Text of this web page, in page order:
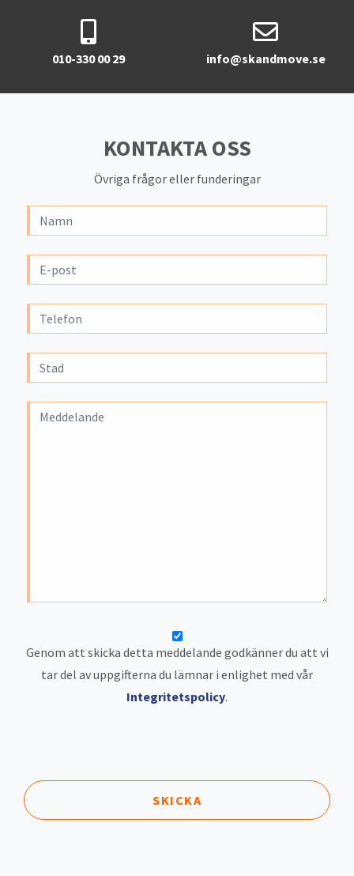
010-330 00 29 info@skandmove.se
KONTAKTA OSS
Övriga frågor eller funderingar
Genom att skicka detta meddelande godkänner du att vi
tar del av uppgifterna du lämnar i enlighet med vår
Integritetspolicy.
SKICKA